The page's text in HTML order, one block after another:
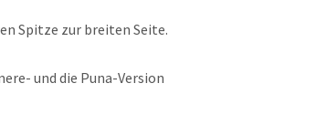
Spitze zur breiten Seite.
und die Puna-Version